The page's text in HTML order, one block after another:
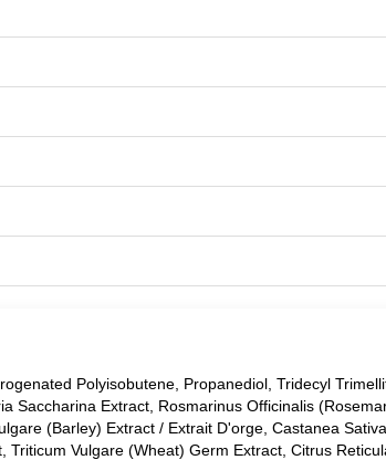
Polyisobutene, Propanediol, Tridecyl
Saccharina Extract, Rosmarinus Officinalis
(Barley) Extract / Extrait D'orge, Castanea
Vulgare (Wheat) Germ Extract, Citrus